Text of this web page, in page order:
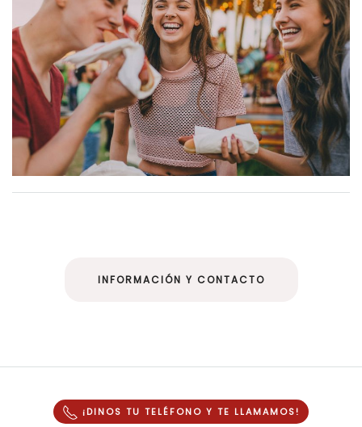
INFORMACIÓN Y CONTACTO
¡DINOS TU TELÉFONO Y TE LLAMAMOS!